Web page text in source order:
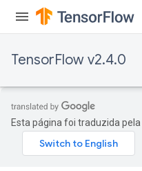
TensorFlow v2.4.0
Esta página foi traduzida pela